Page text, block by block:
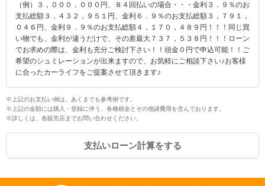
（例）３，０００，０００円、８４回払いの場合・・・金利３．９％のお
支払総額３，４３２，９５１円、金利６．９％のお支払総額３，７９１，
０４６円、金利９．９％のお支払総額４，１７０，４８９円！！！同じ買
い物でも、金利が違うだけで、その差最大７３７，５３８円！！！ローン
でお求めの際は、金利も充分ご検討下さい！！頭金０円で申込可能！！ご
希望のシュミレーションが出来ますので、お気軽にご相談下さい♪お客様
に合ったカーライフをご提案させて頂きます♪
※上記のお支払い例は、あくまでも参考例です。
※上記の金額には購入・登録に伴う、各種税金とその他諸費用を含んでおります。
※詳しくは、各販売店までお問い合わせください。
支払いローン計算をする